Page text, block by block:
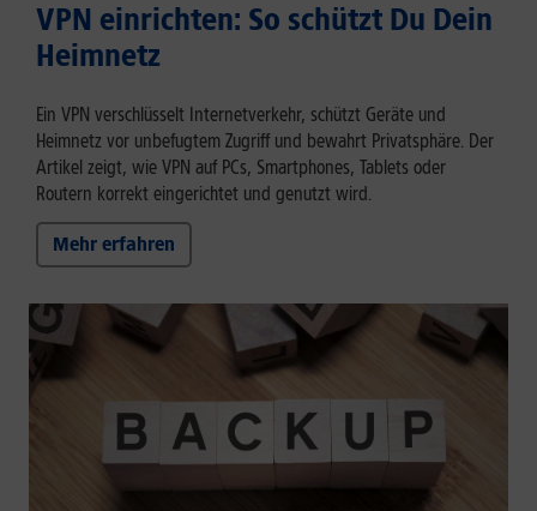
VPN einrichten: So schützt Du Dein
Heimnetz
Ein VPN verschlüsselt Internetverkehr, schützt Geräte und
Heimnetz vor unbefugtem Zugriff und bewahrt Privatsphäre. Der
Artikel zeigt, wie VPN auf PCs, Smartphones, Tablets oder
Routern korrekt eingerichtet und genutzt wird.
Mehr erfahren